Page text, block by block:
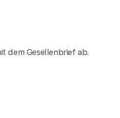
dem Gesellenbrief ab.